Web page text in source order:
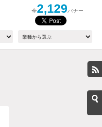
全2,129バナー